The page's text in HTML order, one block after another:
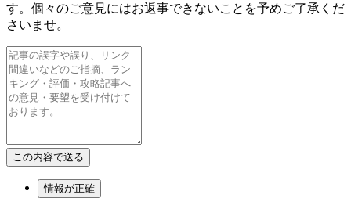
す。個々のご意見にはお返事できないことを予めご了承くだ
さいませ。
情報が正確